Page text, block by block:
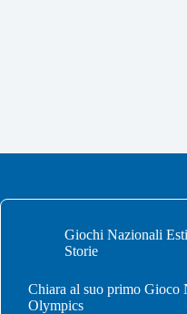
Giochi Nazionali
Storie
Chiara al suo primo Gioco
Olympics